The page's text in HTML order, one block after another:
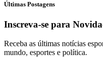
Últimas Postagens
Inscreva-se para
Receba as últimas notícias
mundo, esportes e política.